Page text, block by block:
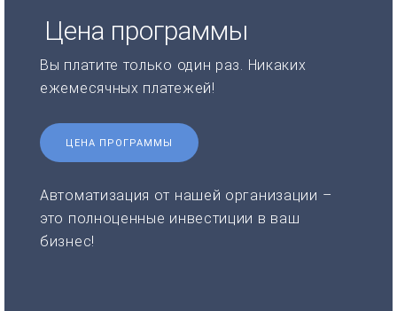
Цена программы
Вы платите только один раз. Никаких
ежемесячных платежей!
ЦЕНА ПРОГРАММЫ
Автоматизация от нашей организации –
это полноценные инвестиции в ваш
бизнес!